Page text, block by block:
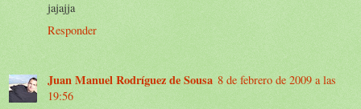
jajajja
Responder
Juan Manuel Rodríguez de Sousa 8 de febrero de 2009 a las
19:56